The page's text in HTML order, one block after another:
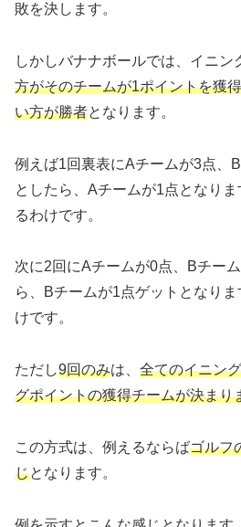
敗を決します。
しかしバナナボールでは、イニン
方がそのチームが1ポイントを獲得
い方が勝者となります。
例えば1回裏表にAチームが3点、
としたら、Aチームが1点となり
るわけです。
次に2回にAチームが0点、Bチー
ら、Bチームが1点ゲットとなり
けです。
ただし9回のみは、 全てのイニン
グポイントの獲得チームが決まり
この方式は、例えるならばゴルフ
じとなります。